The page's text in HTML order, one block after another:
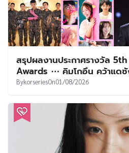
สรุปผลงานประกาศรางวัล
Awards ⋯ คิมโกอึน คว้าแด
BykorseriesOn01/08/2026